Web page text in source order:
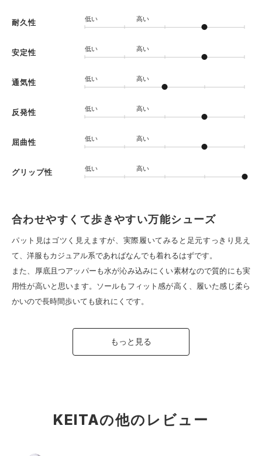
耐久性 低い 高い
安定性 低い 高い
通気性 低い 高い
反発性 低い 高い
屈曲性 低い 高い
グリップ性 低い 高い
合わせやすくて歩きやすい万能シューズ
パット見はゴツく見えますが、実際履いてみると足元すっきり見え
て、洋服もカジュアル系であればなんでも着れるはずです。
また、厚底且つアッパーも水が沁み込みにくい素材なので質的にも実
用性が高いと思います。ソールもフィット感が高く、履いた感じ柔ら
かいので長時間歩いても疲れにくです。
もっと見る
KEITAの他のレビュー